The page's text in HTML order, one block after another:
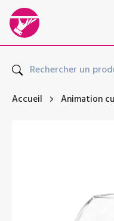
Accueil Animation